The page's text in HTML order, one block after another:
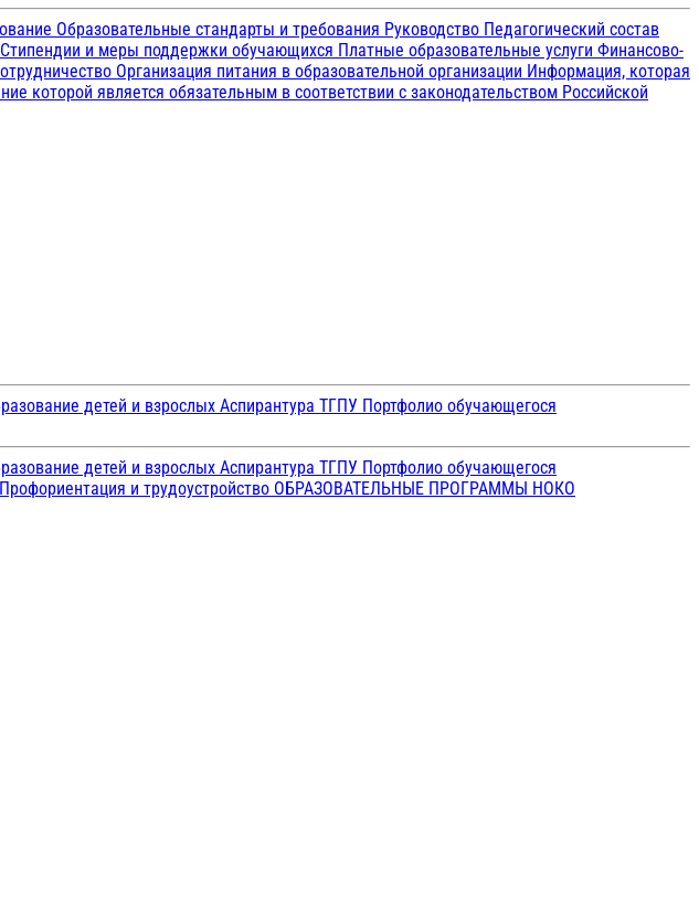
Образовательные стандарты и требования Руководство Педагогический состав
Стипендии и меры поддержки обучающихся Платные образовательные услуги Финансово-
Организация питания в образовательной организации Информация, которая
которой является обязательным в соответствии с законодательством Российской
детей и взрослых Аспирантура ТГПУ Портфолио обучающегося
детей и взрослых Аспирантура ТГПУ Портфолио обучающегося
Профориентация и трудоустройство ОБРАЗОВАТЕЛЬНЫЕ ПРОГРАММЫ НОКО